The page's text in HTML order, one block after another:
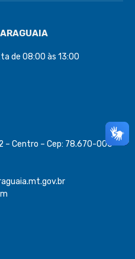
de 08:00 às 13:00
– Centro – Cep: 78.670-000